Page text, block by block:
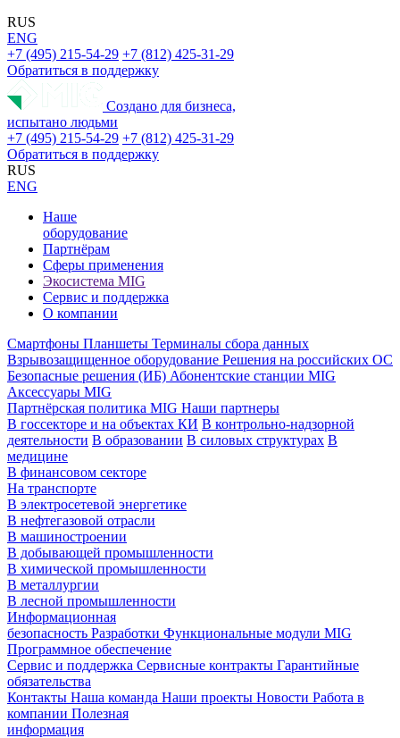
RUS
ENG
+7 (495) 215-54-29 +7 (812) 425-31-29
Обратиться в поддержку
Создано для бизнеса,
испытано людьми
+7 (495) 215-54-29 +7 (812) 425-31-29
Обратиться в поддержку
RUS
ENG
Наше
оборудование
Партнёрам
Сферы применения
Экосистема MIG
Сервис и поддержка
О компании
Смартфоны Планшеты Терминалы сбора данных
Взрывозащищенное оборудование Решения на российских ОС
Безопасные решения (ИБ) Абонентские станции MIG
Аксессуары MIG
Партнёрская политика MIG Наши партнеры
В госсекторе и на объектах КИ В контрольно-надзорной
деятельности В образовании В силовых структурах В
медицине
В финансовом секторе
На транспорте
В электросетевой энергетике
В нефтегазовой отрасли
В машиностроении
В добывающей промышленности
В химической промышленности
В металлургии
В лесной промышленности
Информационная
безопасность Разработки Функциональные модули MIG
Программное обеспечение
Сервис и поддержка Сервисные контракты Гарантийные
обязательства
Контакты Наша команда Наши проекты Новости Работа в
компании Полезная
информация